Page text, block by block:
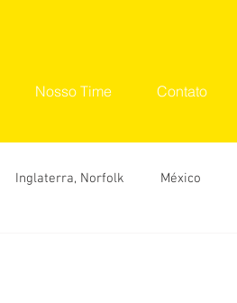
Nosso Time Contato
Inglaterra, Norfolk México